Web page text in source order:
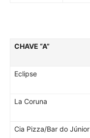
CHAVE “A”
Eclipse
La Coruna
Cia Pizza/Bar do Júnior